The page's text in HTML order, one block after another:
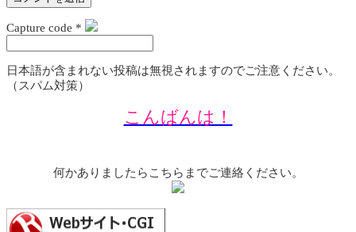
Capture code *
日本語が含まれない投稿は無視されますのでご注意ください。
（スパム対策）
こんばんは！
何かありましたらこちらまでご連絡ください。